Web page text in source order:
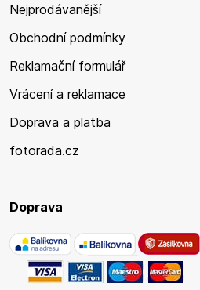
Nejprodávanější
Obchodní podmínky
Reklamační formulář
Vrácení a reklamace
Doprava a platba
fotorada.cz
Doprava